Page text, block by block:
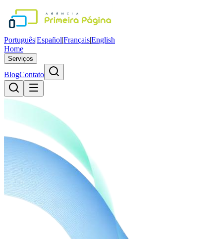
Português|Español|Français|English
Home
Serviços
BlogContato